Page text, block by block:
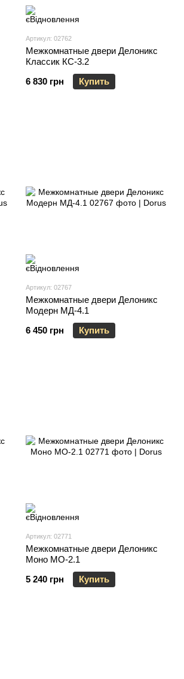
Артикул: 02762
Межкомнатные двери Делоникс
Классик КС-3.2
6 830 грн
Купить
Артикул: 02767
Межкомнатные двери Делоникс
Модерн МД-4.1
6 450 грн
Купить
Артикул: 02771
Межкомнатные двери Делоникс
Моно МО-2.1
5 240 грн
Купить